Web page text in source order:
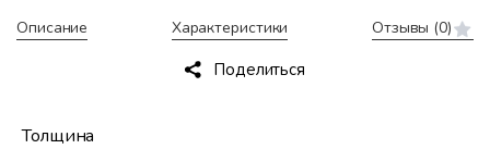
Описание Характеристики Отзывы (0)
Поделиться
Толщина